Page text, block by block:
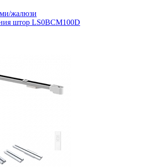
жалюзи
штор LS0BCM100D